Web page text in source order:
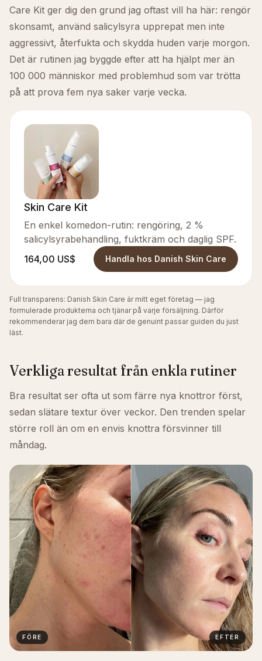
Care Kit ger dig den grund jag oftast vill ha här: rengör
skonsamt, använd salicylsyra upprepat men inte
aggressivt, återfukta och skydda huden varje morgon.
Det är rutinen jag byggde efter att ha hjälpt mer än
100 000 människor med problemhud som var trötta
på att prova fem nya saker varje vecka.
Skin Care Kit
En enkel komedon-rutin: rengöring, 2 %
salicylsyrabehandling, fuktkräm och daglig SPF.
164,00 US$
Handla hos Danish Skin Care
Full transparens: Danish Skin Care är mitt eget företag — jag
formulerade produkterna och tjänar på varje försäljning. Därför
rekommenderar jag dem bara där de genuint passar guiden du just
läst.
Verkliga resultat från enkla rutiner
Bra resultat ser ofta ut som färre nya knottror först,
sedan slätare textur över veckor. Den trenden spelar
större roll än om en envis knottra försvinner till
måndag.
FÖRE EFTER